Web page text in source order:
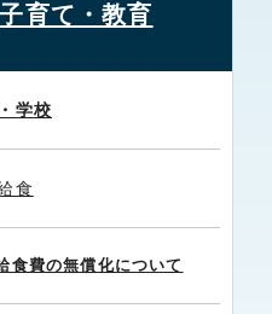
子育て・教育
学校
食
食費の無償化について